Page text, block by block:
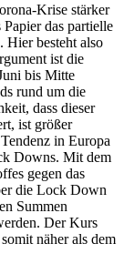
Krise stärker
das partielle
Hier besteht also
ist die
bis Mitte
rund um die
dass dieser
ist größer
in Europa
Downs. Mit dem
gegen das
die Lock Down
Summen
Der Kurs
näher als dem